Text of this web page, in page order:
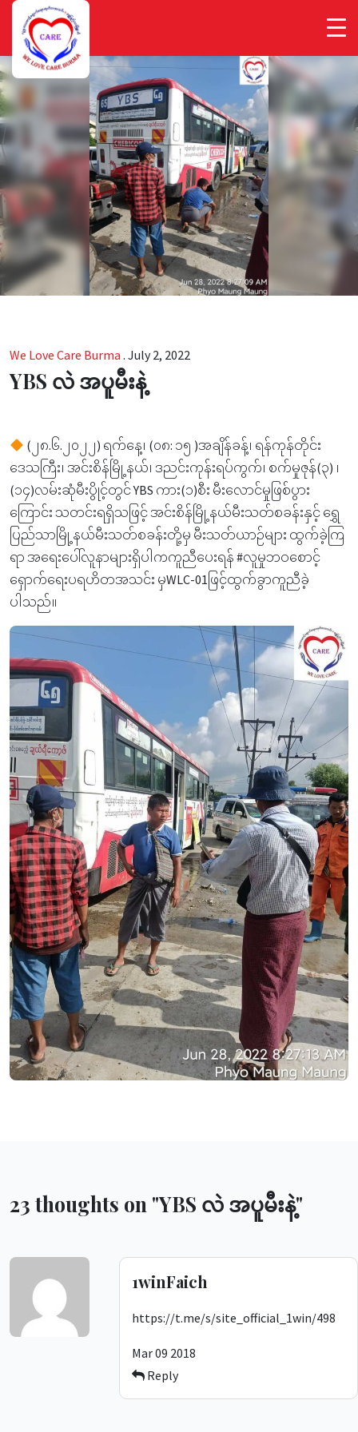
We Love Care Burma . July 2, 2022
YBS လဲ အပူမီးနဲ့
(၂၈.၆.၂၀၂၂) ရက်နေ့၊ (၀၈: ၁၅ )အချိန်ခန့်၊ ရန်ကုန်တိုင်း
ဒေသကြီး၊ အင်းစိန်မြို့နယ်၊ ဒညင်းကုန်းရပ်ကွက်၊ စက်မှုဇုန်(၃) ၊
(၁၄)လမ်းဆုံမီးပွိုင့်တွင် YBS ကား(၁)စီး မီးလောင်မှုဖြစ်ပွား
ကြောင်း သတင်းရရှိသဖြင့် အင်းစိန်မြို့နယ်မီးသတ်စခန်းနှင့် ရွှေ
ပြည်သာမြို့နယ်မီးသတ်စခန်းတို့မှ မီးသတ်ယာဉ်များ ထွက်ခဲ့ကြ
ရာ အရေးပေါ်လူနာများရှိပါကကူညီပေးရန် #လူမှုဘဝစောင့်
ရှောက်ရေးပရဟိတအသင်း မှWLC-01ဖြင့်ထွက်ခွာကူညီခဲ့
ပါသည်။
23 thoughts on "YBS လဲ အပူမီးနဲ့"
1winFaich
https://t.me/s/site_official_1win/498
Mar 09 2018
Reply